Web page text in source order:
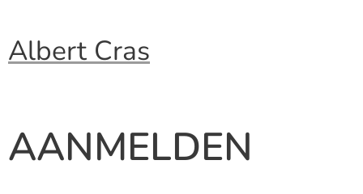
Albert Cras
AANMELDEN